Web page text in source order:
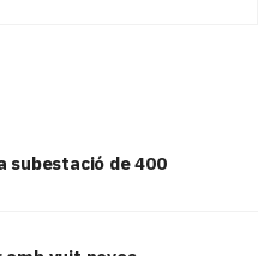
subestació de 400